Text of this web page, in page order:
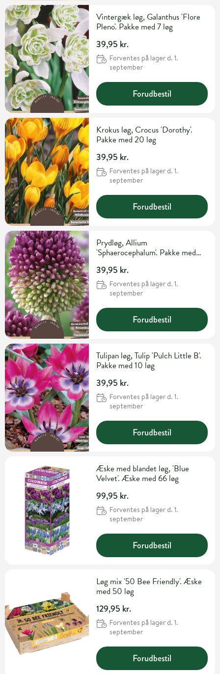
Vintergæk løg, Galanthus 'Flore
Pleno'. Pakke med 7 løg
39,95 kr.
Forventes på lager d. 1.
september
Forudbestil
Krokus løg, Crocus 'Dorothy'.
Pakke med 20 løg
39,95 kr.
Forventes på lager d. 1.
september
Forudbestil
Prydløg, Allium
'Sphaerocephalum'. Pakke med
39,95 kr.
Forventes på lager d. 1.
september
Forudbestil
Tulipan løg, Tulip 'Pulch Little B'.
Pakke med 10 løg
39,95 kr.
Forventes på lager d. 1.
september
Forudbestil
Æske med blandet løg, 'Blue
Velvet'. Æske med 66 løg
99,95 kr.
Forventes på lager d. 1.
september
Forudbestil
Løg mix '50 Bee Friendly'. Æske
med 50 løg
129,95 kr.
Forventes på lager d. 1.
september
Forudbestil